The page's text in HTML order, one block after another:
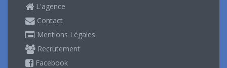
L'agence
Contact
Mentions Légales
Recrutement
Facebook